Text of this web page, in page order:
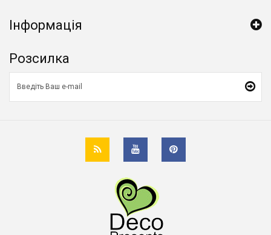
Інформація
Розсилка